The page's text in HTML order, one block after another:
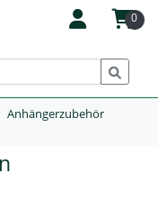
0
Anhängerzubehör